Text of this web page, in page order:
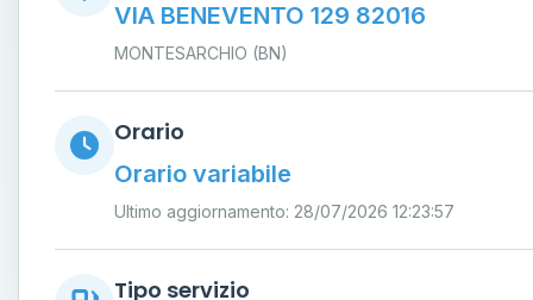
VIA BENEVENTO 129 82016
MONTESARCHIO (BN)
Orario
Orario variabile
Ultimo aggiornamento: 28/07/2026 12:23:57
Tipo servizio